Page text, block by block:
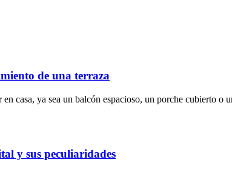
de una terraza
casa, ya sea un balcón espacioso, un porche cubierto
y sus peculiaridades